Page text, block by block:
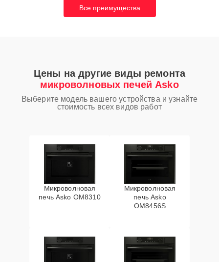
Все преимущества
Цены на другие виды ремонта
микроволновых печей Asko
Выберите модель вашего устройства и узнайте
стоимость всех видов работ
Микроволновая
печь Asko OM8310
Микроволновая
печь Asko
OM8456S